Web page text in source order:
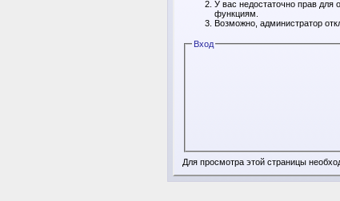
У вас недостаточно прав для
функциям.
Возможно, администратор
Вход
Для просмотра этой страницы